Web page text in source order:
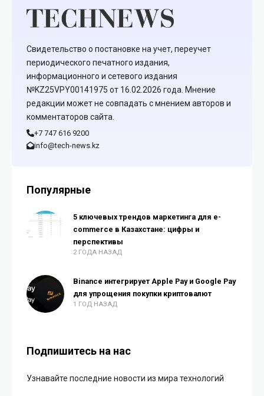
Свидетельство о постановке на учет, переучет
периодического печатного издания,
информационного и сетевого издания
№KZ25VPY00141975 от 16.02.2026 года. Мнение
редакции может не совпадать с мнением авторов и
комментаторов сайта.
+7 747 616 9200
info@tech-news.kz
Популярные
5 ключевых трендов маркетинга для e-
commerce в Казахстане: цифры и
перспективы
2 ГОДА НАЗАД
Binance интегрирует Apple Pay и Google Pay
для упрощения покупки криптовалют
1 ГОД НАЗАД
Подпишитесь на нас
Узнавайте последние новости из мира технологий